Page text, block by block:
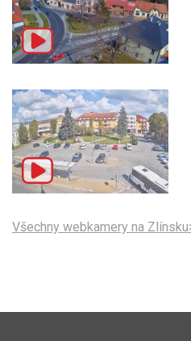
Všechny webkamery na